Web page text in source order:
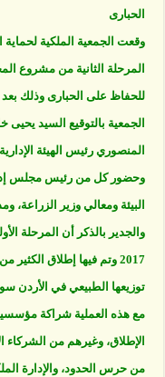
الحبارى
المرحلة الثانية من مشروع
للحفاظ على الحبارى وذلك بعد
الجمعية بالتوقيع السيد
المنصوري رئيس الهيئة
وحضور كل من رئيس مجلس
البيئة ومعالي وزير الزراعة،
2017 وتم فيها إطلاق
توزيعها الطبيعي في الأردن
مع هذه العملية شراكة
الإطلاق، وغيرهم من
من حرس الحدود، والإدارة